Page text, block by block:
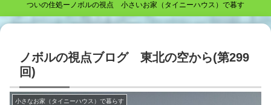
ついの住処ーノボルの視点 小さいお家（タイニーハウス）で暮す
ノボルの視点ブログ 東北の空から(第299
回)
小さなお家（タイニーハウス）で暮らす